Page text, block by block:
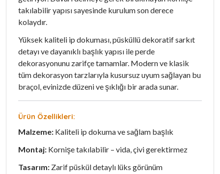
takılabilir yapısı sayesinde kurulum son derece
kolaydır.
Yüksek kaliteli ip dokuması, püsküllü dekoratif sarkıt
detayı ve dayanıklı başlık yapısı ile perde
dekorasyonunu zarifçe tamamlar. Modern ve klasik
tüm dekorasyon tarzlarıyla kusursuz uyum sağlayan bu
braçol, evinizde düzeni ve şıklığı bir arada sunar.
Ürün Özellikleri:
Malzeme: Kaliteli ip dokuma ve sağlam başlık
Montaj: Kornişe takılabilir – vida, çivi gerektirmez
Tasarım: Zarif püskül detaylı lüks görünüm